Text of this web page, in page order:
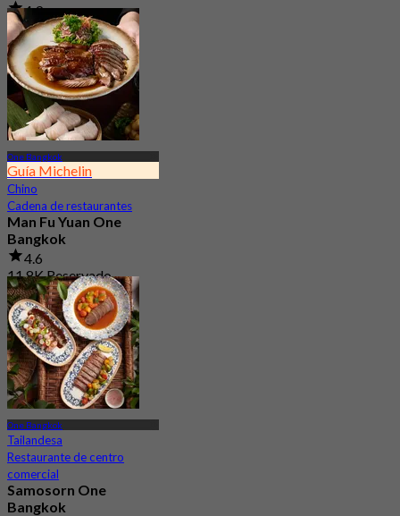
4.9
1.2K Reservado
Desde฿ 395
One Bangkok
Guía Michelin
Chino
Cadena de restaurantes
Man Fu Yuan One
Bangkok
4.6
11.8K Reservado
Desde฿ 598
One Bangkok
Tailandesa
Restaurante de centro
comercial
Samosorn One
Bangkok